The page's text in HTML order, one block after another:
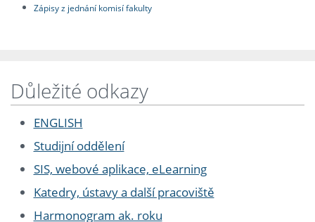
Zápisy z jednání komisí fakulty
Důležité odkazy
ENGLISH
Studijní oddělení
SIS, webové aplikace, eLearning
Katedry, ústavy a další pracoviště
Harmonogram ak. roku